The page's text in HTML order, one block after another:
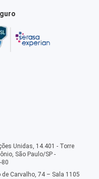
Unidas, 14.401 - Torre
São Paulo/SP -
80
de Carvalho, 74 – Sala 1105